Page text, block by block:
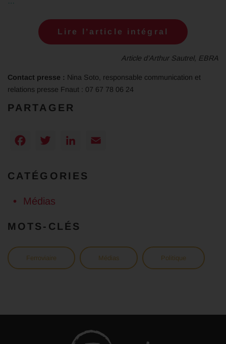
Lire l’article intégral
Article d’Arthur Sautrel, EBRA
Contact presse : Nina Soto, responsable communication et
relations presse Fnaut : 07 67 78 06 24
PARTAGER
Facebook
TwitterLinkedIn
CATÉGORIES
Médias
MOTS-CLÉS
Ferroviaire Médias Politique